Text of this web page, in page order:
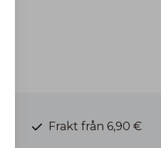
Frakt från 6,90 €